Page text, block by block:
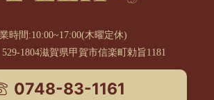
時間:10:00~17:00(木曜定休)
1804滋賀県甲賀市信楽町勅旨1181
0748-83-1161